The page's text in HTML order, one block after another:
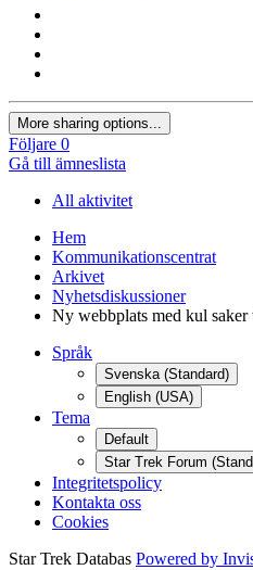
More sharing options...
Följare 0
Gå till ämneslista
All aktivitet
Hem
Kommunikationscentrat
Arkivet
Nyhetsdiskussioner
Ny webbplats med kul
Språk
Svenska (Standard)
English (USA)
Tema
Default
Star Trek Forum
Integritetspolicy
Kontakta oss
Cookies
Star Trek Databas Powered by